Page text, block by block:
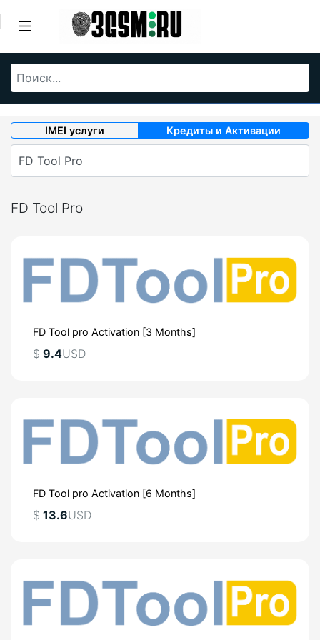
IMEI услуги Кредиты и Активации
FD Tool Pro
FD Tool pro Activation [3 Months]
$ 9.4USD
FD Tool pro Activation [6 Months]
$ 13.6USD